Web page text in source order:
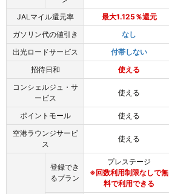
JALマイル還元率 最大1.125％還元
ガソリン代の値引き
なし
出光ロードサービス 付帯しない
招待日和
使える
コンシェルジュ・サ
ービス
使える
ポイントモール 使える
空港ラウンジサービ
ス
使える
登録でき
るプラン
プレステージ
※回数利用制限なしで無
料で利用できる